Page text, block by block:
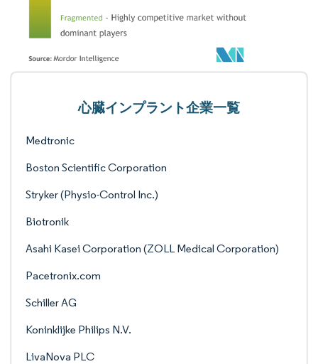
心臓インプラント企業一覧
Medtronic
Boston Scientific Corporation
Stryker (Physio-Control Inc.)
Biotronik
Asahi Kasei Corporation (ZOLL Medical Corporation)
Pacetronix.com
Schiller AG
Koninklijke Philips N.V.
LivaNova PLC